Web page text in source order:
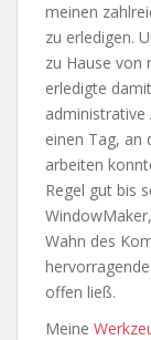
meinen
zu erledigen.
zu Hause von
erledigte
administrative
einen Tag, an
arbeiten
Regel gut bis
Wahn des
offen ließ.
Meine